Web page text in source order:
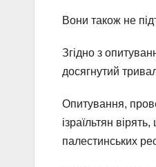
Вони також не
Згідно з
досягнутий
Опитування,
ізраїльтян
палестинських